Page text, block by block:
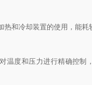
和冷却装置的使用，能耗
度和压力进行精确控制